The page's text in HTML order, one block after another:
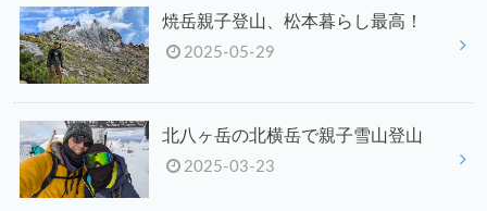
焼岳親子登山、松本暮らし最高！
2025-05-29
北八ヶ岳の北横岳で親子雪山登山
2025-03-23